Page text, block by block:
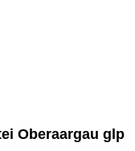
Oberaargau glp